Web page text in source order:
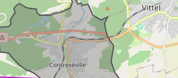
Dernière observation en2020 Fiche espèce
Crossope aquatique
Neomys fodiens
(Pennant, 1771)
observation